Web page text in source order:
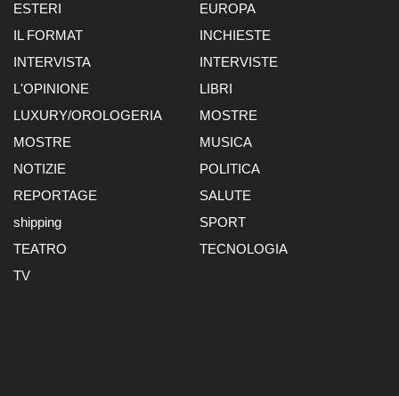
ESTERI
EUROPA
IL FORMAT
INCHIESTE
INTERVISTA
INTERVISTE
L'OPINIONE
LIBRI
LUXURY/OROLOGERIA
MOSTRE
MOSTRE
MUSICA
NOTIZIE
POLITICA
REPORTAGE
SALUTE
shipping
SPORT
TEATRO
TECNOLOGIA
TV